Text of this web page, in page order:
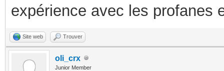
expérience avec les profanes
Site web Trouver
oli_crx
Junior Member